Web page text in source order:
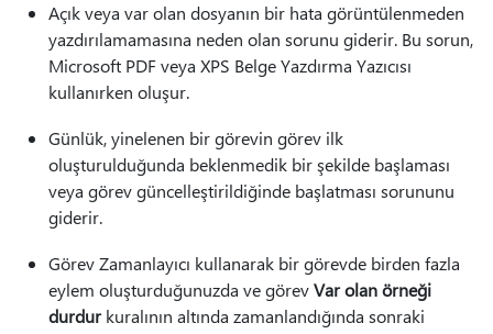
Açık veya var olan dosyanın bir hata görüntülenmeden
yazdırılamamasına neden olan sorunu giderir. Bu sorun,
Microsoft PDF veya XPS Belge Yazdırma Yazıcısı
kullanırken oluşur.
Günlük, yinelenen bir görevin görev ilk
oluşturulduğunda beklenmedik bir şekilde başlaması
veya görev güncelleştirildiğinde başlatması sorununu
giderir.
Görev Zamanlayıcı kullanarak bir görevde birden fazla
eylem oluşturduğunuzda ve görevVar olan örneği
durdurkuralının altında zamanlandığında sonraki